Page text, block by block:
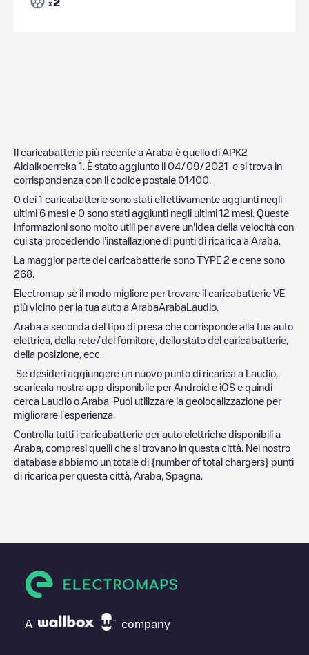
x 2
Il caricabatterie più recente a Araba è quello di APK2
Aldaikoerreka 1 . È stato aggiunto il 04/09/2021 e si trova in
corrispondenza con il codice postale 01400
0 dei 1 caricabatterie sono stati effettivamente aggiunti negli
ultimi 6 mesi e 0 sono stati aggiunti negli ultimi 12 mesi. Queste
informazioni sono molto utili per avere un'idea della velocità con
cui sta procedendo l'installazione di punti di ricarica a Araba
La maggior parte dei caricabatterie sono TYPE 2 e cene sono
268
Electromap sè il modo migliore per trovare il caricabatterie VE
più vicino per la tua auto a ArabaArabaLaudio
Araba a seconda del tipo di presa che corrisponde alla tua auto
elettrica, della rete/del fornitore, dello stato del caricabatterie,
della posizione, ecc.
Se desideri aggiungere un nuovo punto di ricarica a Laudio
scaricala nostra app disponibile per Android e iOS e quindi
cerca Laudio o Araba . Puoi utilizzare la geolocalizzazione per
migliorare l'esperienza.
Controlla tutti i caricabatterie per auto elettriche disponibili a
Araba , compresi quelli che si trovano in questa città. Nel nostro
database abbiamo un totale di {number of total chargers} punti
di ricarica per questa città, Araba Spagna
A company